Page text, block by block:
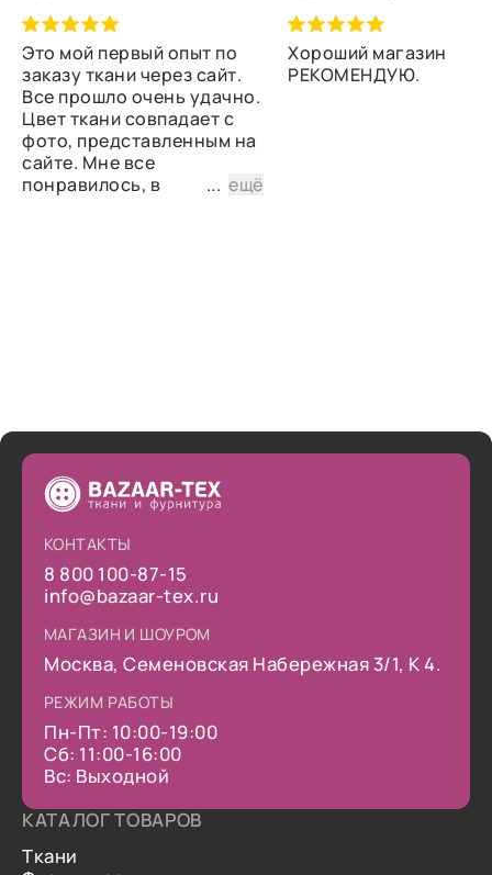
Это мой первый опыт по
заказу ткани через сайт.
Все прошло очень удачно.
Цвет ткани совпадает с
фото, представленным на
сайте. Мне все
понравилось, в
...ещё
Хороший магазин
РЕКОМЕНДУЮ.
КОНТАКТЫ
8 800 100-87-15
info@bazaar-tex.ru
МАГАЗИН И ШОУРОМ
Москва, Семеновская Набережная 3/1, К 4.
РЕЖИМ РАБОТЫ
Пн-Пт: 10:00-19:00
Сб: 11:00-16:00
Вс: Выходной
КАТАЛОГ ТОВАРОВ
Ткани